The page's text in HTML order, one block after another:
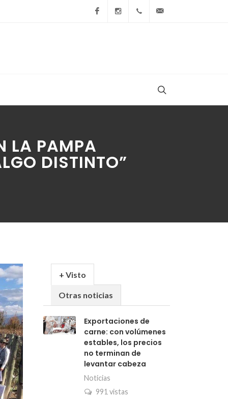
FacebookInstagram+54 9 236 465-4833
LA PAMPA
DISTINTO”
+ Visto
Otras noticias
Exportaciones de
carne: con volúmenes
estables, los precios
no terminan de
levantar cabeza
Noticias
991 vistas